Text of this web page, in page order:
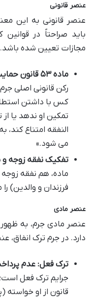
عنصر قانونی
عنصر قانونی به این
باید صراحتاً در
مجازات تعیین شده
ماده ۵۳ قانون حمایت خانواده مصوب ۱۳۹۱:
رکن قانونی اصلی
کس با داشتن
تمکین او ندهد یا
النفقه امتناع
می شود.»
تفکیک نفقه زوجه و
ماده، هم نفقه
فرزندان و والدین)
عنصر مادی
عنصر مادی جرم، به
دارد. در جرم ترک انفاق،
ترک فعل: عدم
جرایم ترک فعل
قانون از او